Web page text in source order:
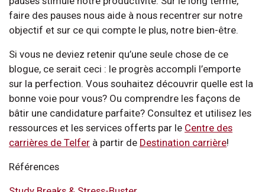
faire des pauses nous aide à nous recentrer sur notre
objectif et sur ce qui compte le plus, notre bien-être.
Si vous ne deviez retenir qu’une seule chose de ce
blogue, ce serait ceci : le progrès accompli l’emporte
sur la perfection. Vous souhaitez découvrir quelle est la
bonne voie pour vous? Ou comprendre les façons de
bâtir une candidature parfaite? Consultez et utilisez les
ressources et les services offerts par le Centre des
carrières de Telfer à partir de Destination carrière!
Références